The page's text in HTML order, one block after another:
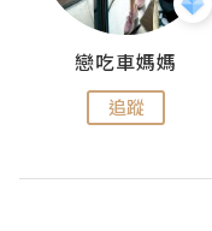
戀吃車媽媽
追蹤